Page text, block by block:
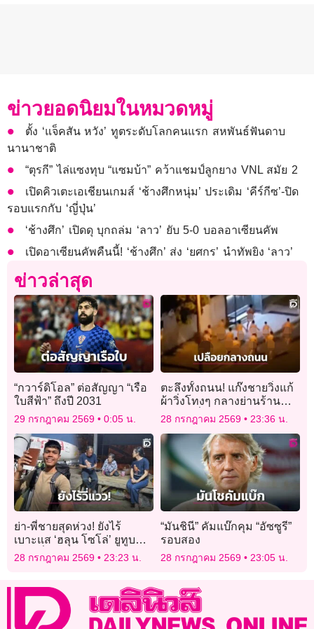
ข่าวยอดนิยมในหมวดหมู่
ตั้ง ‘แจ็คสัน หวัง’ ทูตระดับโลกคนแรก สหพันธ์ฟันดาบ
นานาชาติ
“ตุรกี” ไล่แซงทุบ “แซมบ้า” คว้าแชมป์ลูกยาง VNL สมัย 2
เปิดคิวเตะเอเชียนเกมส์ ‘ช้างศึกหนุ่ม’ ประเดิม ‘คีร์กีซ’-ปิด
รอบแรกกับ ‘ญี่ปุ่น’
‘ช้างศึก’ เปิดดุ บุกถล่ม ‘ลาว’ ยับ 5-0 บอลอาเซียนคัพ
เปิดอาเซียนคัพคืนนี้! ‘ช้างศึก’ ส่ง ‘ยศกร’ นำทัพยิง ‘ลาว’
ข่าวล่าสุด
“กวาร์ดิโอล” ต่อสัญญา “เรือ
ใบสีฟ้า” ถึงปี 2031
29 กรกฎาคม 2569 0:05 น.
ตะลึงทั้งถนน! แก๊งชายวิ่งแก้
ผ้าวิ่งโทงๆ กลางย่านร้าน
อาหารชื่อดังในออสเตรเลีย
28 กรกฎาคม 2569 23:36 น.
ย่า-พี่ชายสุดห่วง! ยังไร้
เบาะแส ‘ฮลุน โซโล่’ ยูทูบ
เบอร์ชื่อดังหายตัวปริศนา
จอร์เจีย
28 กรกฎาคม 2569 23:23 น.
“มันชินี” คัมแบ๊กคุม “อัซซูรี”
รอบสอง
28 กรกฎาคม 2569 23:05 น.